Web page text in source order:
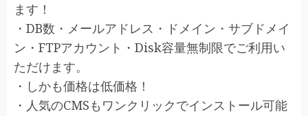
ます！
・DB数・メールアドレス・ドメイン・サブドメイ
ン・FTPアカウント・Disk容量無制限でご利用い
ただけます。
・しかも価格は低価格！
・人気のCMSもワンクリックでインストール可能